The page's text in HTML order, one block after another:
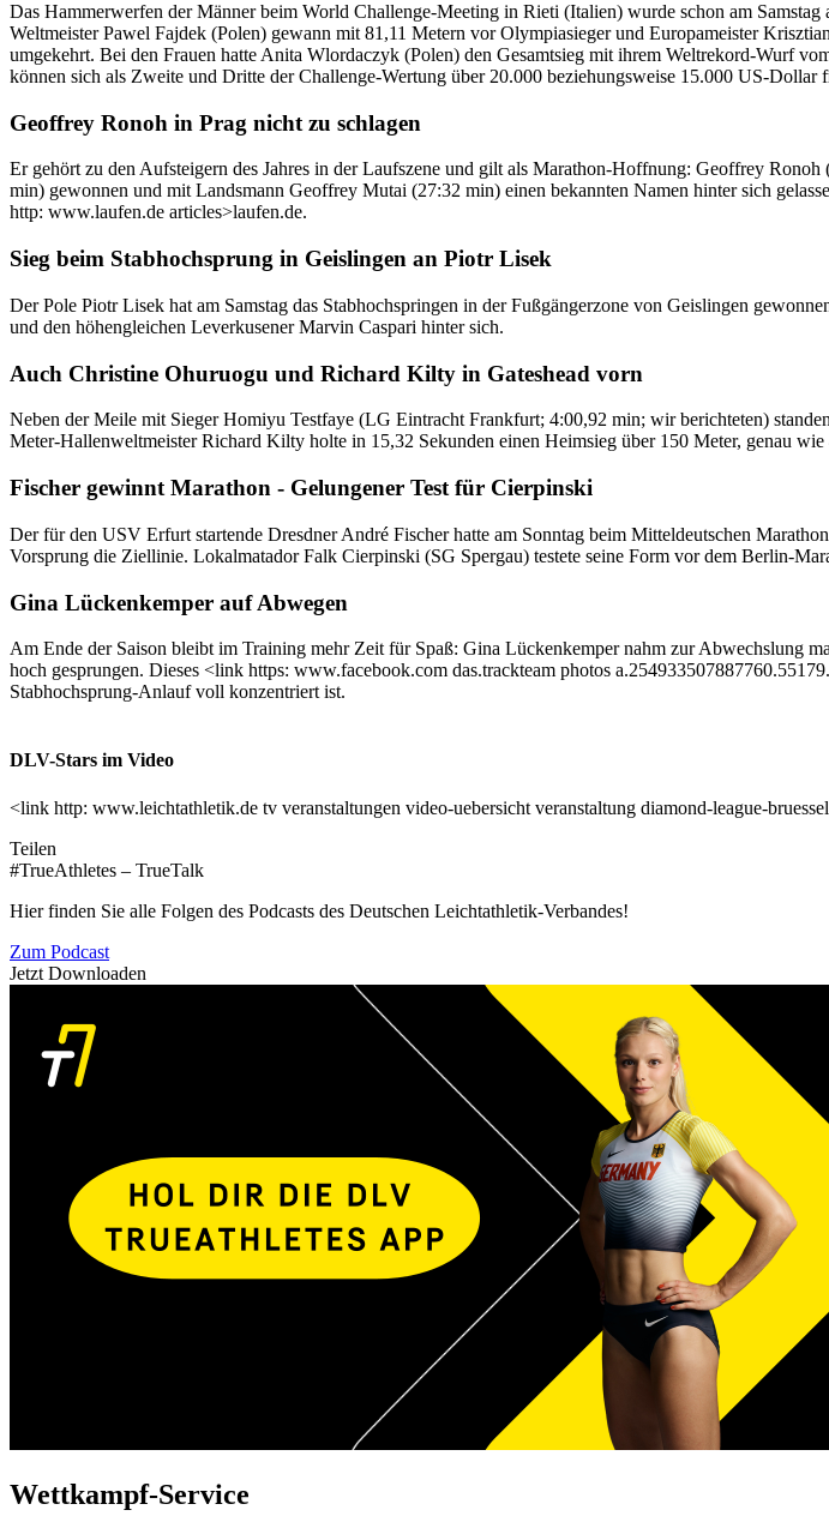
Das Hammerwerfen der Männer beim World Challenge-Meeting in Rieti (Italien) wurde schon am
Weltmeister Pawel Fajdek (Polen) gewann mit 81,11 Metern vor Olympiasieger und Europameister
umgekehrt. Bei den Frauen hatte Anita Wlordaczyk (Polen) den Gesamtsieg mit ihrem Weltrekord-Wurf
können sich als Zweite und Dritte der Challenge-Wertung über 20.000 beziehungsweise 15.000 US-Dollar
Geoffrey Ronoh in Prag nicht zu schlagen
Er gehört zu den Aufsteigern des Jahres in der Laufszene und gilt als Marathon-Hoffnung: Geoffrey
min) gewonnen und mit Landsmann Geoffrey Mutai (27:32 min) einen bekannten Namen hinter sich
http: www.laufen.de articles>laufen.de.
Sieg beim Stabhochsprung in Geislingen an Piotr Lisek
Der Pole Piotr Lisek hat am Samstag das Stabhochspringen in der Fußgängerzone von Geislingen
und den höhengleichen Leverkusener Marvin Caspari hinter sich.
Auch Christine Ohuruogu und Richard Kilty in Gateshead vorn
Neben der Meile mit Sieger Homiyu Testfaye (LG Eintracht Frankfurt; 4:00,92 min; wir berichteten)
Meter-Hallenweltmeister Richard Kilty holte in 15,32 Sekunden einen Heimsieg über 150 Meter, genau
Fischer gewinnt Marathon - Gelungener Test für Cierpinski
Der für den USV Erfurt startende Dresdner André Fischer hatte am Sonntag beim Mitteldeutschen
Vorsprung die Ziellinie. Lokalmatador Falk Cierpinski (SG Spergau) testete seine Form vor dem Berlin-
Gina Lückenkemper auf Abwegen
Am Ende der Saison bleibt im Training mehr Zeit für Spaß: Gina Lückenkemper nahm zur Abwechslung
hoch gesprungen. Dieses <link https: www.facebook.com das.trackteam photos
Stabhochsprung-Anlauf voll konzentriert ist.
DLV-Stars im Video
<link http: www.leichtathletik.de tv veranstaltungen video-uebersicht veranstaltung diamond-league-
Teilen
#TrueAthletes – TrueTalk
Hier finden Sie alle Folgen des Podcasts des Deutschen Leichtathletik-Verbandes!
Zum Podcast
Jetzt Downloaden
Wettkampf-Service